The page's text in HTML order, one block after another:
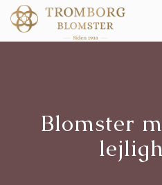
Blomster